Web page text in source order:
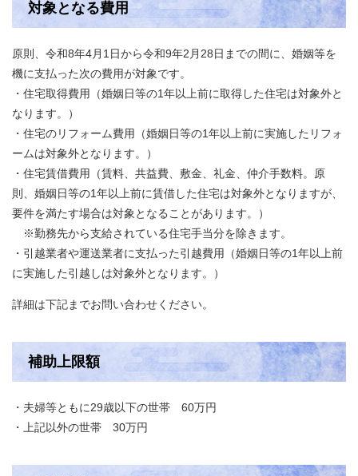
対象となる費用
原則、令和8年4月1日から令和9年2月28日までの間に、婚姻等を
機に支払った次の費用が対象です。
・住宅取得費用（婚姻日等の1年以上前に取得した住宅は対象外と
なります。）
・住宅のリフォーム費用（婚姻日等の1年以上前に実施したリフォ
ームは対象外となります。）
・住宅賃借費用（賃料、共益費、敷金、礼金、仲介手数料。原
則、婚姻日等の1年以上前に賃借した住宅は対象外となりますが、
要件を満たす場合は対象となることがあります。）
※勤務先から支給されている住宅手当分を除きます。
・引越業者や運送業者に支払った引越費用（婚姻日等の1年以上前
に実施した引越しは対象外となります。）
詳細は下記までお問い合わせください。
補助上限額
・夫婦等ともに29歳以下の世帯 60万円
・上記以外の世帯 30万円